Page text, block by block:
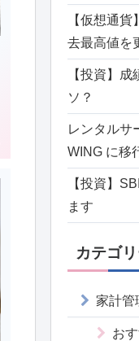
【仮想通
去最高値を
【投資】
ソ？
レンタルサ
WING に移
【投資】
ます
カテゴ
家計管
お